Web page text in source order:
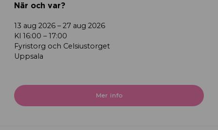
När och var?
13 aug 2026 – 27 aug 2026
Kl 16:00 – 17:00
Fyristorg och Celsiustorget
Uppsala
Mer info